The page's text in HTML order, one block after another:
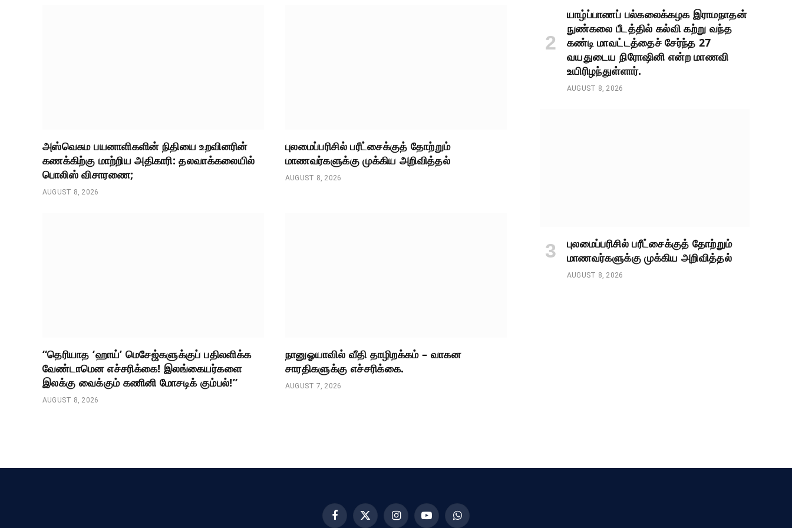
அஸ்வெசும பயனாளிகளின் நிதியை உறவினரின்
கணக்கிற்கு மாற்றிய அதிகாரி: தலவாக்கலையில்
பொலிஸ் விசாரணை;
AUGUST 8, 2026
புலமைப்பரிசில் பரீட்சைக்குத் தோற்றும்
மாணவர்களுக்கு முக்கிய அறிவித்தல்
AUGUST 8, 2026
“தெரியாத ‘ஹாய்’ மெசேஜ்களுக்குப் பதிலளிக்க
வேண்டாமென எச்சரிக்கை! இலங்கையர்களை
இலக்கு வைக்கும் கணினி மோசடிக் கும்பல்!”
AUGUST 8, 2026
நானுஓயாவில் வீதி தாழிறக்கம் – வாகன
சாரதிகளுக்கு எச்சரிக்கை.
AUGUST 7, 2026
யாழ்ப்பாணப் பல்கலைக்கழக இராமநாதன்
நுண்கலை பீடத்தில் கல்வி கற்று வந்த
கண்டி மாவட்டத்தைச் சேர்ந்த 27
வயதுடைய நிரோஷினி என்ற மாணவி
உயிரிழந்துள்ளார்.
AUGUST 8, 2026
புலமைப்பரிசில் பரீட்சைக்குத் தோற்றும்
மாணவர்களுக்கு முக்கிய அறிவித்தல்
AUGUST 8, 2026
FacebookX
InstagramYouTubeWhatsApp